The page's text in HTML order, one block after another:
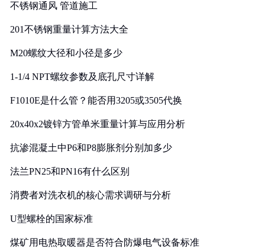
不锈钢通风 管道施工
201不锈钢重量计算方法大全
M20螺纹大径和小径是多少
1-1/4 NPT螺纹参数及底孔尺寸详解
F1010E是什么管？能否用3205或3505代换
20x40x2镀锌方管单米重量计算与应用分析
抗渗混凝土中P6和P8膨胀剂分别加多少
法兰PN25和PN16有什么区别
消费者对洗衣机的核心需求调研与分析
U型螺栓的国家标准
煤矿用电热取暖器是否符合防爆电气设备标准